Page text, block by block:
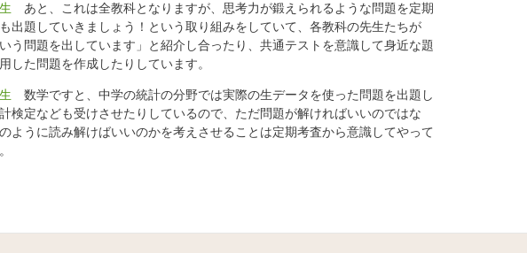
あと、これは全教科となりますが、思考力が鍛えられるような問題を定期
出題していきましょう！という取り組みをしていて、各教科の先生たちが
いう問題を出しています」と紹介し合ったり、共通テストを意識して身近な題
した問題を作成したりしています。
数学ですと、中学の統計の分野では実際の生データを使った問題を出題し
検定なども受けさせたりしているので、ただ問題が解ければいいのではな
ように読み解けばいいのかを考えさせることは定期考査から意識してやって